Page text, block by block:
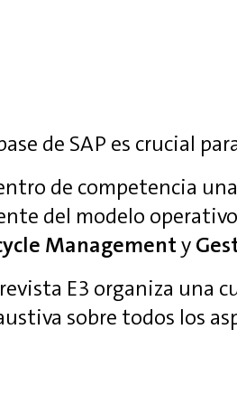
de SAP es crucial
de competencia
del modelo
Managementy
E3 organiza una
sobre todos los